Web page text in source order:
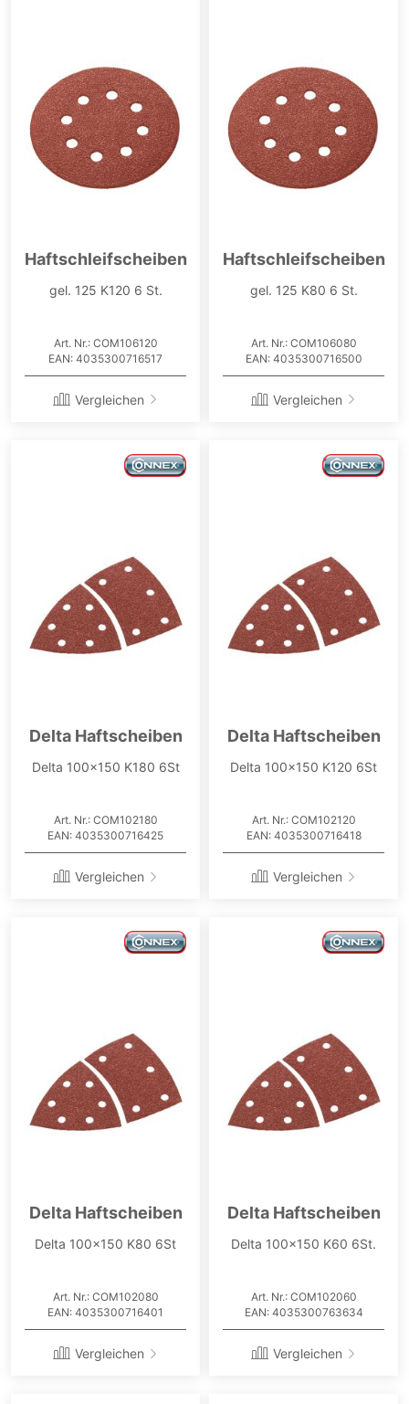
Haftschleifscheiben
gel. 125 K120 6 St.
Art. Nr.: COM106120
EAN: 4035300716517
Vergleichen
Haftschleifscheiben
gel. 125 K80 6 St.
Art. Nr.: COM106080
EAN: 4035300716500
Vergleichen
Delta Haftscheiben
Delta 100x150 K180 6St
Art. Nr.: COM102180
EAN: 4035300716425
Vergleichen
Delta Haftscheiben
Delta 100x150 K120 6St
Art. Nr.: COM102120
EAN: 4035300716418
Vergleichen
Delta Haftscheiben
Delta 100x150 K80 6St
Art. Nr.: COM102080
EAN: 4035300716401
Vergleichen
Delta Haftscheiben
Delta 100x150 K60 6St.
Art. Nr.: COM102060
EAN: 4035300763634
Vergleichen